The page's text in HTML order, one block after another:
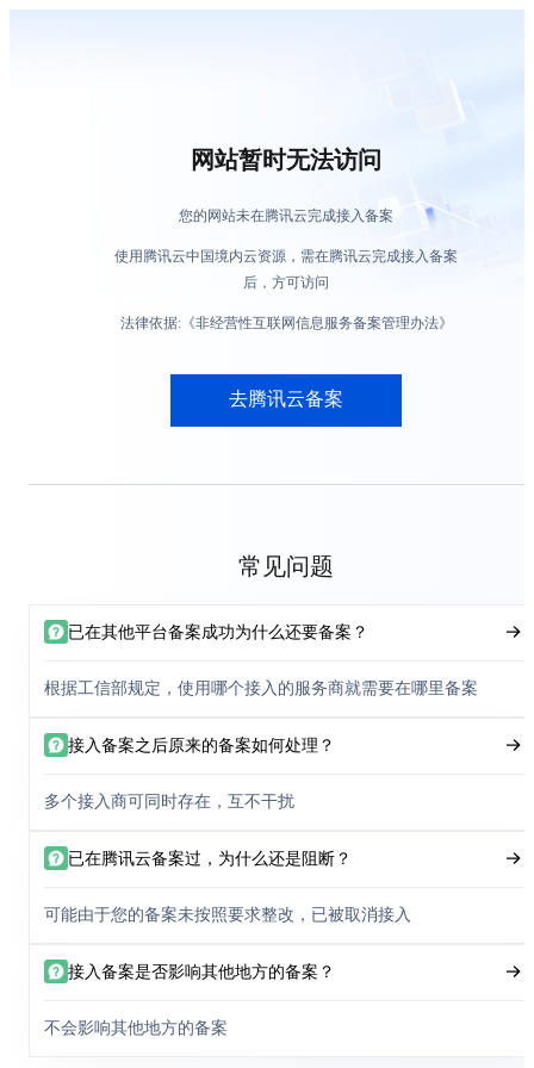
网站暂时无法访问
您的网站未在腾讯云完成接入备案
使用腾讯云中国境内云资源，需在腾讯云完成接入备案
后，方可访问
法律依据:《非经营性互联网信息服务备案管理办法》
去腾讯云备案
常见问题
已在其他平台备案成功为什么还要备案？
根据工信部规定，使用哪个接入的服务商就需要在哪里备案
接入备案之后原来的备案如何处理？
多个接入商可同时存在，互不干扰
已在腾讯云备案过，为什么还是阻断？
可能由于您的备案未按照要求整改，已被取消接入
接入备案是否影响其他地方的备案？
不会影响其他地方的备案